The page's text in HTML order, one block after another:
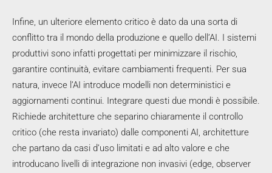
Infine, un ulteriore elemento critico è dato da una sorta di
conflitto tra il mondo della produzione e quello dell’AI. I sistemi
produttivi sono infatti progettati per minimizzare il rischio,
garantire continuità, evitare cambiamenti frequenti. Per sua
natura, invece l’AI introduce modelli non deterministici e
aggiornamenti continui. Integrare questi due mondi è possibile.
Richiede architetture che separino chiaramente il controllo
critico (che resta invariato) dalle componenti AI, architetture
che partano da casi d’uso limitati e ad alto valore e che
introducano livelli di integrazione non invasivi (edge, observer